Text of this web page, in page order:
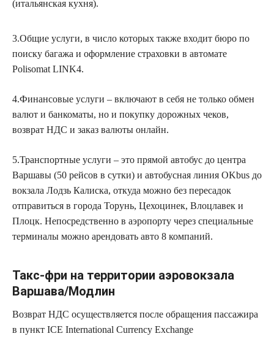
(итальянская кухня).
3.Общие услуги, в число которых также входит бюро по
поиску багажа и оформление страховки в автомате
Polisomat LINK4.
4.Финансовые услуги – включают в себя не только обмен
валют и банкоматы, но и покупку дорожных чеков,
возврат НДС и заказ валюты онлайн.
5.Транспортные услуги – это прямой автобус до центра
Варшавы (50 рейсов в сутки) и автобусная линия OKbus до
вокзала Лодзь Калиска, откуда можно без пересадок
отправиться в города Торунь, Цехоцинек, Влоцлавек и
Плоцк. Непосредственно в аэропорту через специальные
терминалы можно арендовать авто 8 компаний.
Такс-фри на территории аэровокзала
Варшава/Модлин
Возврат НДС осуществляется после обращения пассажира
в пункт ICE International Currency Exchange